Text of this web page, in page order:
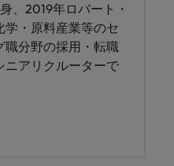
、2019年ロバート・
学・原料産業等のセ
職分野の採用・転職
ニアリクルーターで